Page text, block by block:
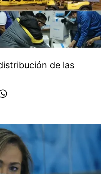
de las